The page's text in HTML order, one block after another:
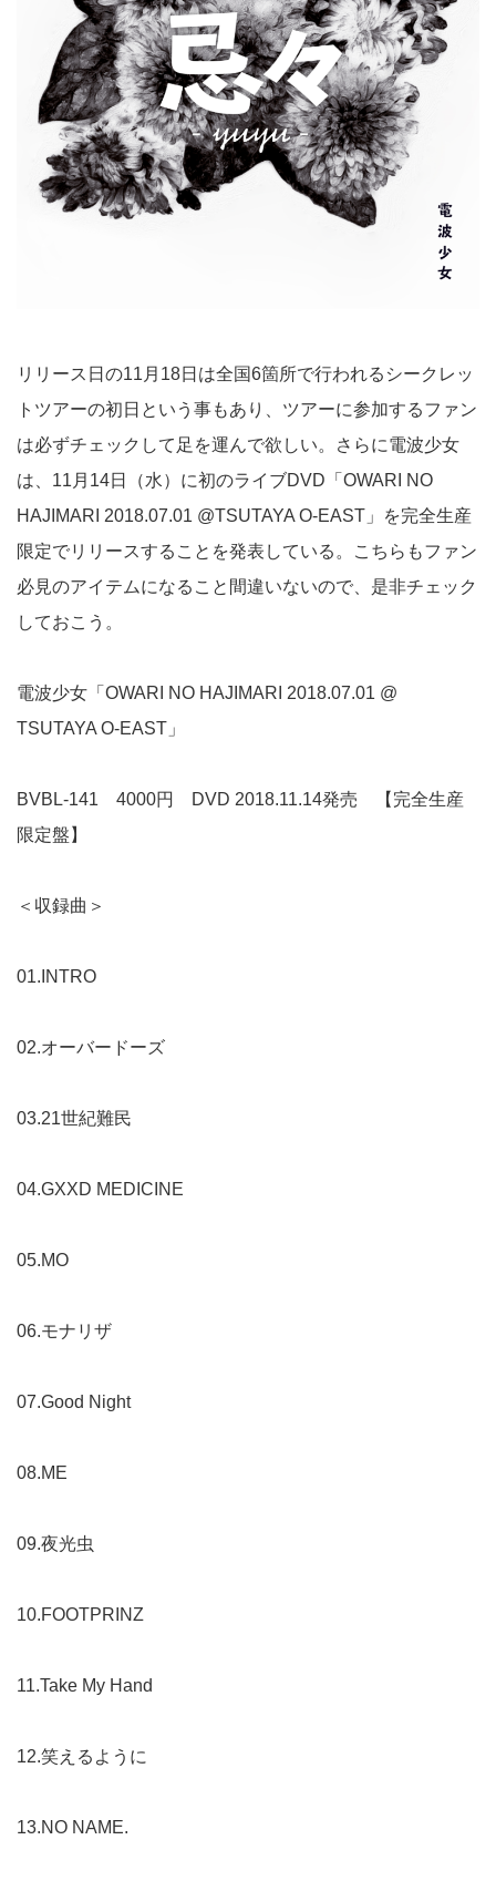
リリース日の11月18日は全国6箇所で行われるシークレッ
トツアーの初日という事もあり、ツアーに参加するファン
は必ずチェックして足を運んで欲しい。さらに電波少女
は、11月14日（水）に初のライブDVD「OWARI NO
HAJIMARI 2018.07.01 @TSUTAYA O-EAST」を完全生産
限定でリリースすることを発表している。こちらもファン
必見のアイテムになること間違いないので、是非チェック
しておこう。
電波少女「OWARI NO HAJIMARI 2018.07.01 @
TSUTAYA O-EAST」
BVBL-141 4000円 DVD 2018.11.14発売 【完全生産
限定盤】
＜収録曲＞
01.INTRO
02.オーバードーズ
03.21世紀難民
04.GXXD MEDICINE
05.MO
06.モナリザ
07.Good Night
08.ME
09.夜光虫
10.FOOTPRINZ
11.Take My Hand
12.笑えるように
13.NO NAME.